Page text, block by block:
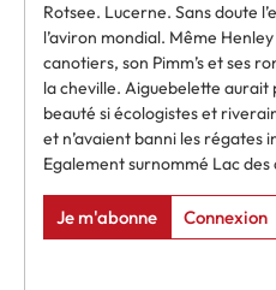
Rotsee. Lucerne. Sans doute
l’aviron mondial. Même
canotiers, son Pimm’s et ses
la cheville. Aiguebelette aurait
beauté si écologistes et
et n’avaient banni les régates
Egalement surnommé Lac des
Je m'abonne Connexion